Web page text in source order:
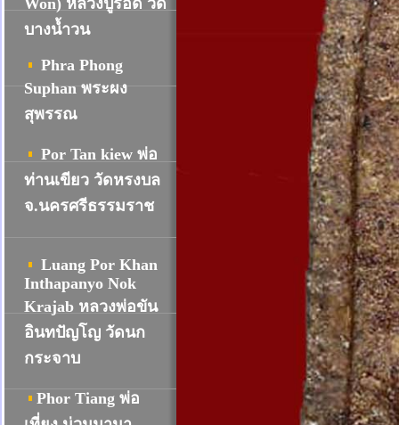
Won) หลวงปู่รอด วัด
บางน้ำวน
Phra Phong
Suphan พระผง
สุพรรณ
Por Tan kiew พ่อ
ท่านเขียว วัดหรงบล
จ.นครศรีธรรมราช
Luang Por Khan
Inthapanyo Nok
Krajab หลวงพ่อขัน
อินทปัญโญ วัดนก
กระจาบ
Phor Tiang พ่อ